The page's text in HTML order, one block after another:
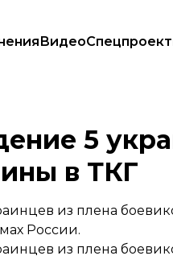
Видео
Украины в ТКГ
5
в ТКГ
из плена
России.
из плена